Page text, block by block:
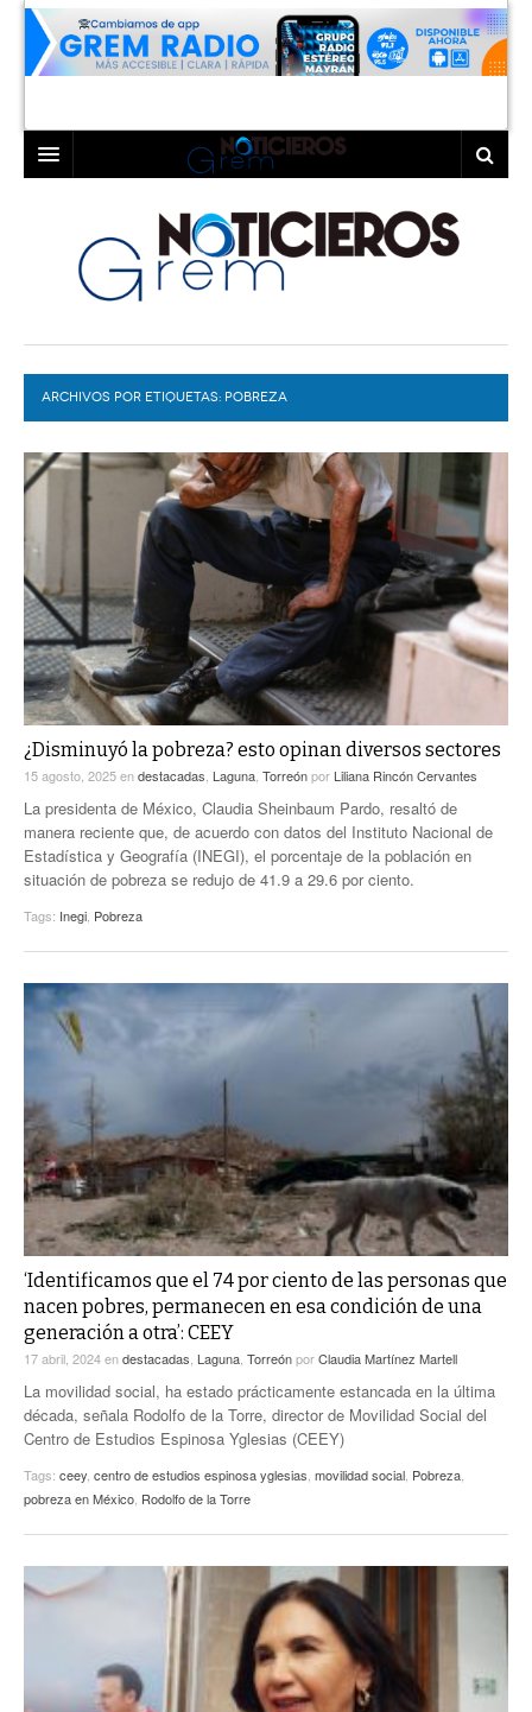
LAGUNA
TORREÓN
GÓMEZ PALACIO
LERDO
COAHUILA
DURANGO
DEPORTES
EXA
EL EXACTO
EXA INFORMA
CONTEXTOS
TRAYECTO LAGUNA
A MEDIA MAÑANA
A TODA LEY
DIÁLOGOS CON LA HISTORIA
TWEETS AND BEATS
LA MEJOR 97.1 ESTÉREO GALLITO
ACTUALIDADES GREM
LA MEJOR INFORMACIÓN
COLABORADORES
ACTUALIDADES GREM
ARCHIVOS POR ETIQUETAS: POBREZA
¿Disminuyó la pobreza? esto opinan diversos sectores
15 agosto, 2025endestacadas Laguna Torreónpor Liliana Rincón Cervantes
La presidenta de México, Claudia Sheinbaum Pardo, resaltó de
manera reciente que, de acuerdo con datos del Instituto Nacional de
Estadística y Geografía (INEGI), el porcentaje de la población en
situación de pobreza se redujo de 41.9 a 29.6 por ciento.
Tags: Inegi Pobreza
‘Identificamos que el 74 por ciento de las personas que
nacen pobres, permanecen en esa condición de una
generación a otra’: CEEY
17 abril, 2024endestacadas Laguna TorreónporClaudia Martínez Martell
La movilidad social, ha estado prácticamente estancada en la última
década, señala Rodolfo de la Torre, director de Movilidad Social del
Centro de Estudios Espinosa Yglesias (CEEY)
Tags: ceey centro de estudios espinosa yglesias movilidad social Pobreza
pobreza en México Rodolfo de la Torre